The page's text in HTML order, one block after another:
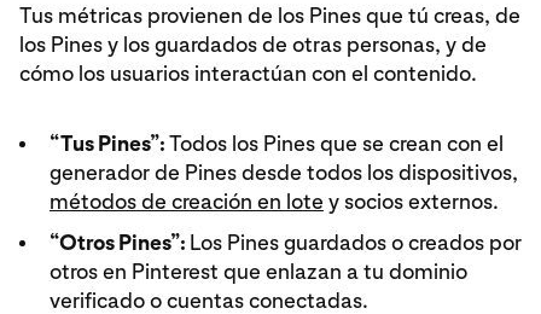
Tus métricas provienen de los Pines que tú creas, de
los Pines y los guardados de otras personas, y de
cómo los usuarios interactúan con el contenido.
“Tus Pines”:Todos los Pines que se crean con el
generador de Pines desde todos los dispositivos,
métodos de creación en lote y socios externos.
“Otros Pines”: Los Pines guardados o creados por
otros en Pinterest que enlazan a tu dominio
verificado o cuentas conectadas.